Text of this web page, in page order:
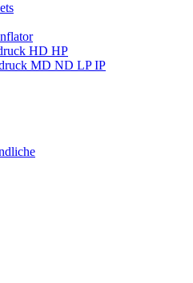
HD HP
MD ND LP IP